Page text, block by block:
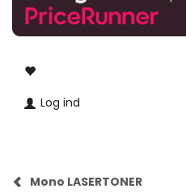
Log ind
Mono LASERTONER